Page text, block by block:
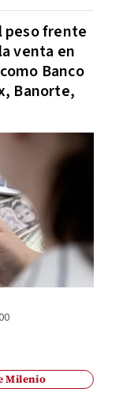
peso frente
venta en
Banco
Banorte,
Milenio